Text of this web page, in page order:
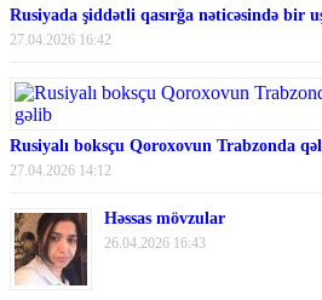
Rusiyada şiddətli qasırğa nəticəsində bir
27.04.2026 16:42
Rusiyalı boksçu Qoroxovun Trabzonda
27.04.2026 14:12
Həssas mövzular
26.04.2026 16:43